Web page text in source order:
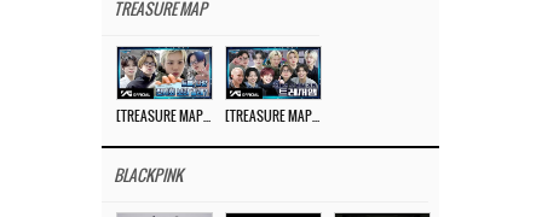
TREASURE MAP
BLACKPINK